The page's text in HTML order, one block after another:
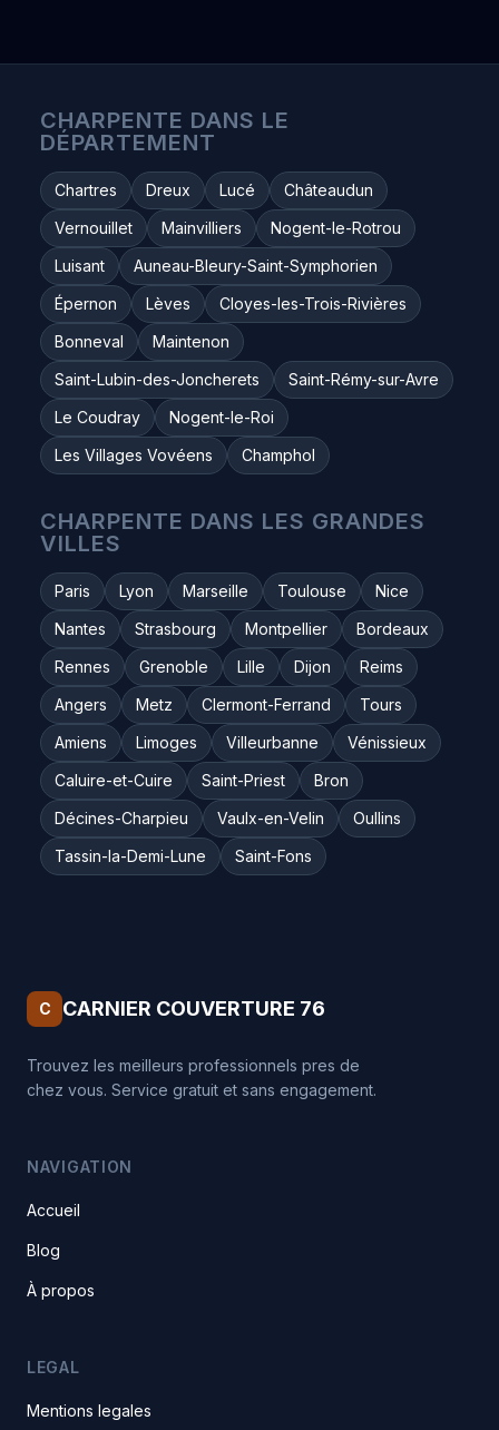
CHARPENTE DANS LE
DÉPARTEMENT
Chartres Dreux Lucé
Châteaudun
Vernouillet
Mainvilliers
Nogent-le-Rotrou
Luisant
Auneau-Bleury-Saint-Symphorien
Épernon
Lèves
Cloyes-les-Trois-Rivières
Bonneval
Maintenon
Saint-Lubin-des-Joncherets
Saint-Rémy-sur-Avre
Le Coudray
Nogent-le-Roi
Les Villages Vovéens
Champhol
CHARPENTE DANS LES GRANDES
VILLES
Paris Lyon Marseille Toulouse
Nice
Nantes
Strasbourg Montpellier
Bordeaux
Rennes
Grenoble Lille Dijon
Reims
Angers
Metz Clermont-Ferrand
Tours
Amiens
Limoges Villeurbanne
Vénissieux
Caluire-et-Cuire
Saint-Priest
Bron
Décines-Charpieu
Vaulx-en-Velin
Oullins
Tassin-la-Demi-Lune
Saint-Fons
C CARNIER COUVERTURE 76
Trouvez les meilleurs professionnels pres de
chez vous. Service gratuit et sans engagement.
NAVIGATION
Accueil
Blog
À propos
LEGAL
Mentions legales